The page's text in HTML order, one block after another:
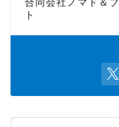
合同会社ノマド＆
ト